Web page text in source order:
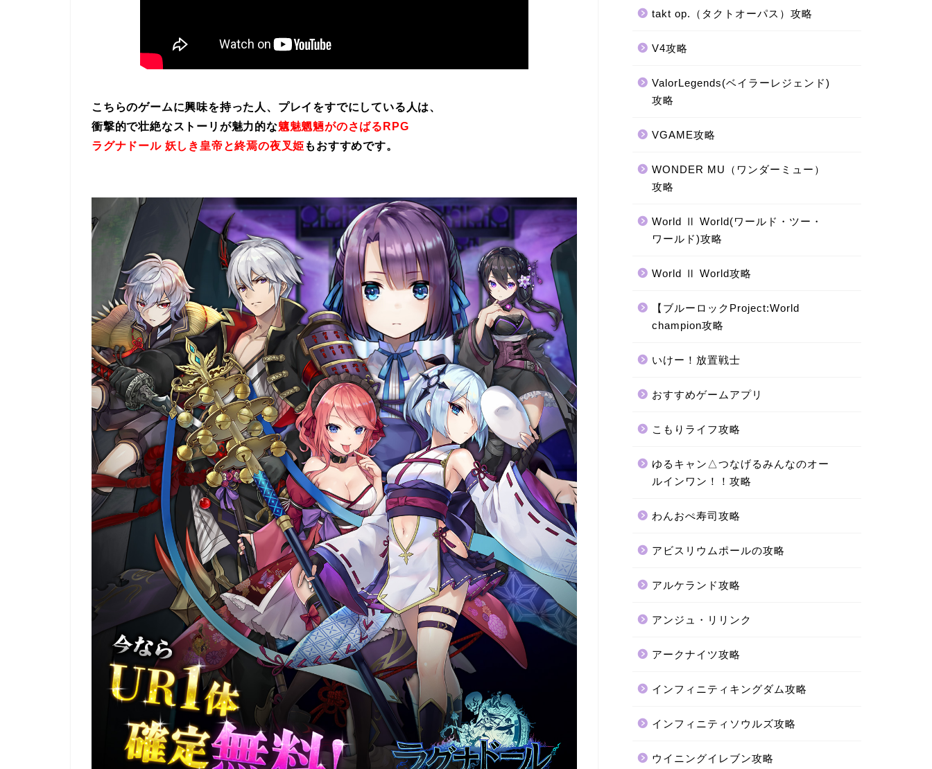
こちらのゲームに興味を持った人、プレイをすでにしている人は、
衝撃的で壮絶なストーリが魅力的な魑魅魍魎がのさばるRPG
ラグナドール 妖しき皇帝と終焉の夜叉姫 もおすすめです。
takt op.（タクトオーパス）攻略
V4攻略
ValorLegends(ベイラーレジェンド)
攻略
VGAME攻略
WONDER MU（ワンダーミュー）
攻略
World Ⅱ World(ワールド・ツー・
ワールド)攻略
World Ⅱ World攻略
【ブルーロックProject:World
champion攻略
いけー！放置戦士
おすすめゲームアプリ
こもりライフ攻略
ゆるキャン△つなげるみんなのオー
ルインワン！！攻略
わんおぺ寿司攻略
アビスリウムポールの攻略
アルケランド攻略
アンジュ・リリンク
アークナイツ攻略
インフィニティキングダム攻略
インフィニティソウルズ攻略
ウイニングイレブン攻略